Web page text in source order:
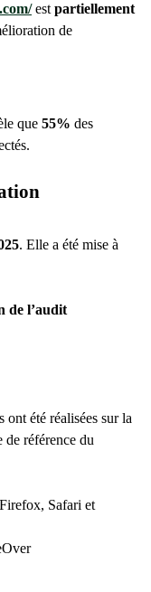
est partiellement
de
que 55% des
. Elle a été mise à
de l’audit
été réalisées sur la
de référence du
Safari et